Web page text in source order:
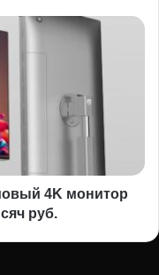
4K монитор
руб.